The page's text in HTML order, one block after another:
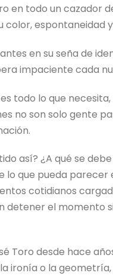
en todo un cazador
color, espontaneidad
en su seña de
impaciente cada
todo lo que
no son solo gente
así? ¿A qué se
lo que pueda
cotidianos
detener el momento
Toro desde hace
ironía o la